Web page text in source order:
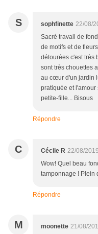
S sophfinette 22/08/
Sacré travail de
de motifs et de
détourées c'est très
sont très chouettes
au cœur d'un jardin
pratiquée et l'amour
petite-fille... Bisous
Répondre
C Cécile R 22/08/
Wow! Quel beau
tamponnage ! Plein
Répondre
M moonette 21/08/